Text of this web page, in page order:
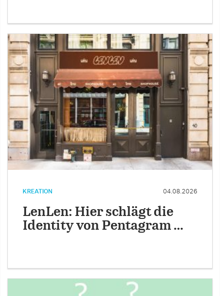
KREATION 04.08.2026
LenLen: Hier schlägt die
Identity von Pentagram …